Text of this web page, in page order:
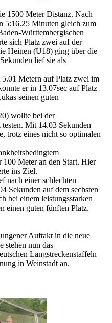
1500 Meter Distanz. Nach
5:16.25 Minuten gleich zum
Württembergischen
sich Platz zwei auf der
Heinen (U18) ging über die
lief sie als
Metern auf Platz zwei im
er in 13.07sec auf Platz
seinen guten
wollte bei der
Mit 14.03 Sekunden
trotz eines nicht so optimalen
100 Meter an den Start. Hier
ins Ziel.
nach einer schlechten
Sekunden auf dem sechsten
bei einem leistungsstarken
einen guten fünften Platz.
Auftakt in die neue
stehen nun das
Langstreckenstaffeln
in Weinstadt an.